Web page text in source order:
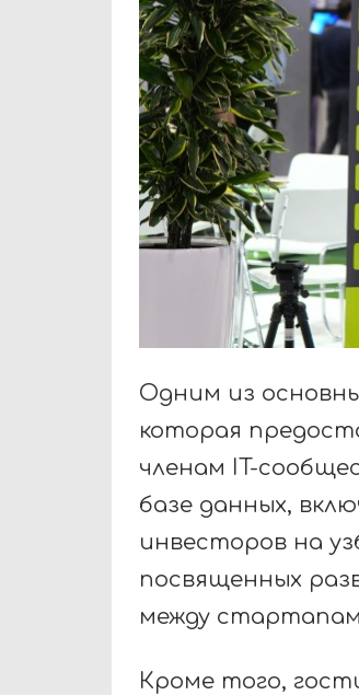
Одним из
которая
членам IT-
базе данных,
инвесторов на
посвященных
между
Кроме того,